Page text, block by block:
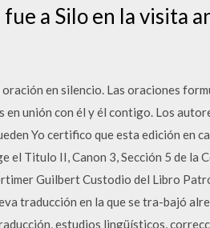
a Silo en la visita
en silencio. Las oraciones
unión con él y él contigo. Los
Yo certifico que esta edición en
el Titulo II, Canon 3, Sección 5 de la
Guilbert Custodio del Libro
traducción en la que se tra-bajó
estudios lingüísticos,